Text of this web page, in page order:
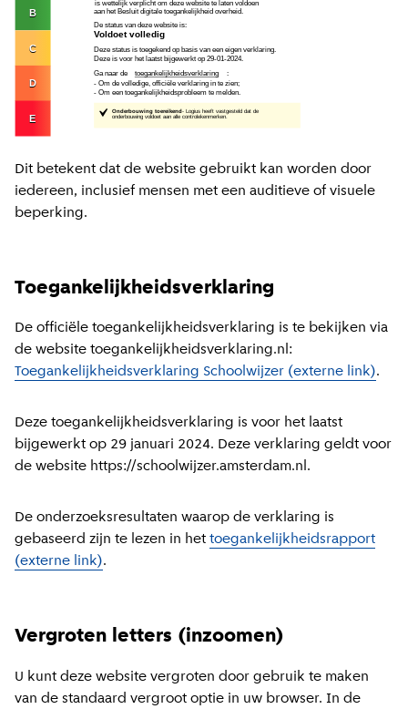
Dit betekent dat de website gebruikt kan worden door
iedereen, inclusief mensen met een auditieve of visuele
beperking.
Toegankelijkheidsverklaring
De officiële toegankelijkheidsverklaring is te bekijken via
de website toegankelijkheidsverklaring.nl:
Toegankelijkheidsverklaring Schoolwijzer (externe link).
Deze toegankelijkheidsverklaring is voor het laatst
bijgewerkt op 29 januari 2024. Deze verklaring geldt voor
de website https://schoolwijzer.amsterdam.nl.
De onderzoeksresultaten waarop de verklaring is
gebaseerd zijn te lezen in het toegankelijkheidsrapport
(externe link).
Vergroten letters (inzoomen)
U kunt deze website vergroten door gebruik te maken
van de standaard vergroot optie in uw browser. In de